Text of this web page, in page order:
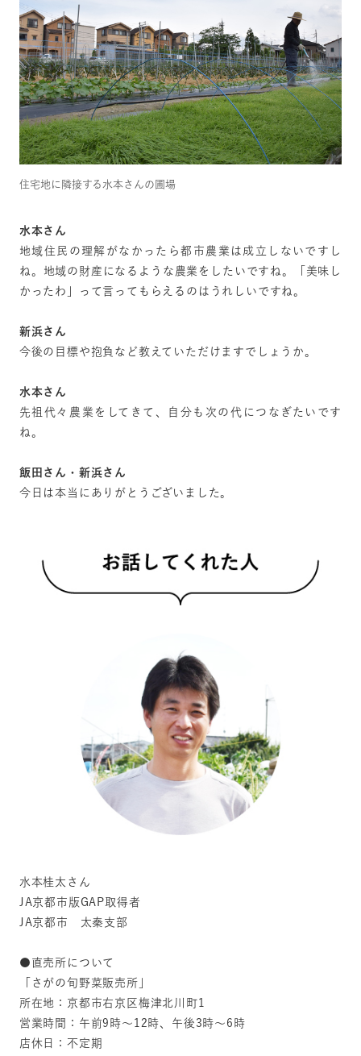
住宅地に隣接する水本さんの圃場
水本さん
地域住民の理解がなかったら都市農業は成立しないですし
ね。地域の財産になるような農業をしたいですね。「美味し
かったわ」って言ってもらえるのはうれしいですね。
新浜さん
今後の目標や抱負など教えていただけますでしょうか。
水本さん
先祖代々農業をしてきて、自分も次の代につなぎたいです
ね。
飯田さん・新浜さん
今日は本当にありがとうございました。
水本桂太さん
JA京都市版GAP取得者
JA京都市 太秦支部
●直売所について
「さがの旬野菜販売所」
所在地：京都市右京区梅津北川町1
営業時間：午前9時～12時、午後3時～6時
店休日：不定期